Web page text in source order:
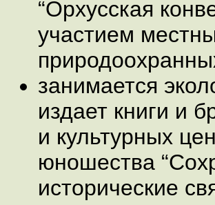
“Орхусская
участием
занимается
издает книги и
и культурных
юношества
исторические